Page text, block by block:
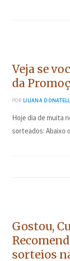
Veja se
da
POR LILIANA
Hoje dia de muita
sorteados: Abaixo
Gostou,
sorteios